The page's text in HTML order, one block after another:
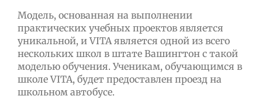
Модель, основанная на выполнении
практических учебных проектов является
уникальной, и VITA является одной из всего
нескольких школ в штате Вашингтон с такой
моделью обучения. Ученикам, обучающимся в
школе VITA, будет предоставлен проезд на
школьном автобусе.